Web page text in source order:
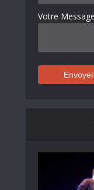
Votre Message